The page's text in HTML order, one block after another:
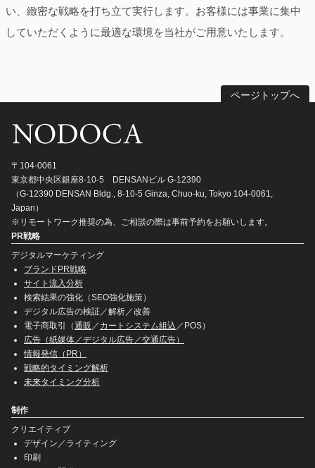
い、緻密な戦略を打ち立て実行します。お客様には事業に集中
していただくように最適な環境を当社がご用意いたします。
ページトップへ
〒104-0061
東京都中央区銀座8-10-5 DENSANビル G-12390
（G-12390 DENSAN Bldg., 8-10-5 Ginza, Chuo-ku, Tokyo 104-0061,
Japan）
※リモートワーク推奨の為、ご相談の際は事前予約をお願いします。
PR戦略
デジタルマーケティング
ブランドPR戦略
サイト流入分析
検索結果の強化（SEO強化施策）
デジタル広告の検証／解析／改善
電子商取引（通販 ／ カートシステム組込 ／POS）
広告（紙媒体／デジタル広告／交通広告）
情報発信（PR）
戦略的タイミング解析
未来タイミング分析
制作
クリエイティブ
デザイン／ライティング
印刷